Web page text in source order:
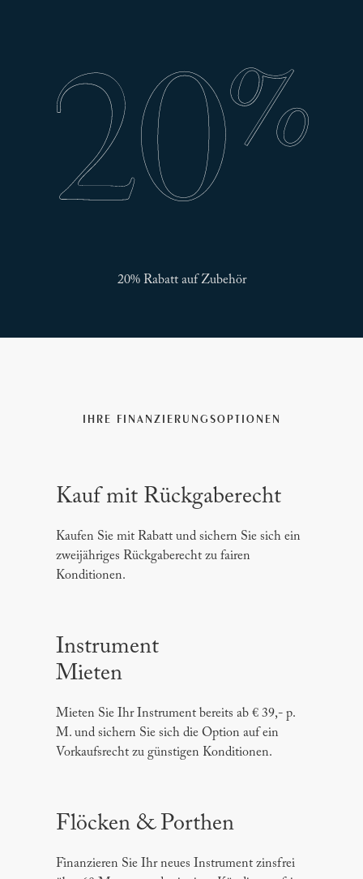
20% Rabatt auf Zubehör
IHRE FINANZIERUNGSOPTIONEN
Kauf mit Rückgaberecht
Kaufen Sie mit Rabatt und sichern Sie sich ein
zweijähriges Rückgaberecht zu fairen
Konditionen.
Instrument
Mieten
Mieten Sie Ihr Instrument bereits ab € 39,- p.
M. und sichern Sie sich die Option auf ein
Vorkaufsrecht zu günstigen Konditionen.
Flöcken & Porthen
Finanzieren Sie Ihr neues Instrument zinsfrei